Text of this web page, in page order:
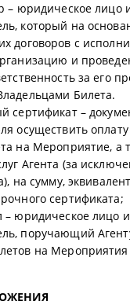
– юридическое лицо
который на
договоров с
и
за его
Билета.
сертификат –
осуществить
на Мероприятие, а
Агента (за
на сумму,
сертификата;
– юридическое лицо
поручающий
на Мероприятия